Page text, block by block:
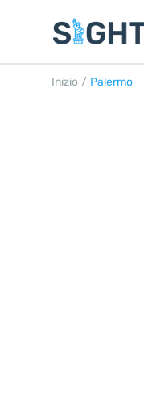
Inizio / Palermo